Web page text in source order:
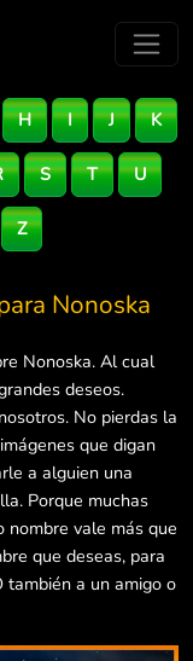
H I J K
S T U
Z
Nonoska
Nonoska. Al cual
deseos.
No pierdas la
que digan
a alguien una
Porque muchas
nombre vale más que
que deseas, para
también a un amigo o